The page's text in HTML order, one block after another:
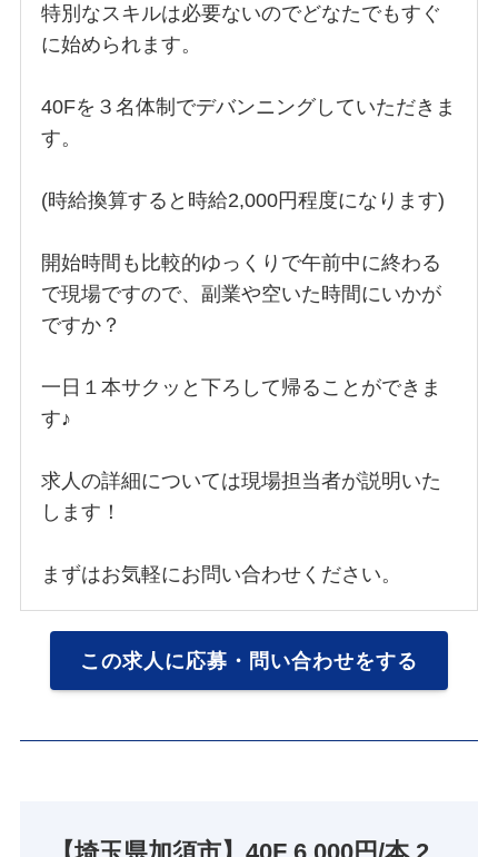
特別なスキルは必要ないのでどなたでもすぐ
に始められます。
40Fを３名体制でデバンニングしていただきま
す。
(時給換算すると時給2,000円程度になります)
開始時間も比較的ゆっくりで午前中に終わる
で現場ですので、副業や空いた時間にいかが
ですか？
一日１本サクッと下ろして帰ることができま
す♪
求人の詳細については現場担当者が説明いた
します！
まずはお気軽にお問い合わせください。
この求人に応募・問い合わせをする